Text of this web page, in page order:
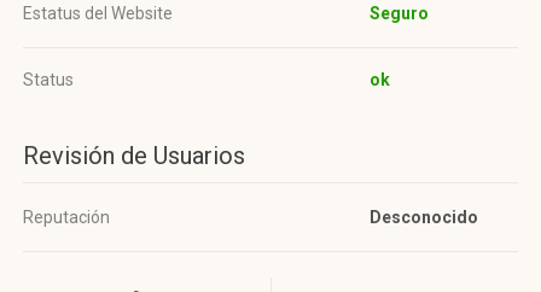
Estatus del Website Seguro
Status ok
Revisión de Usuarios
Reputación Desconocido